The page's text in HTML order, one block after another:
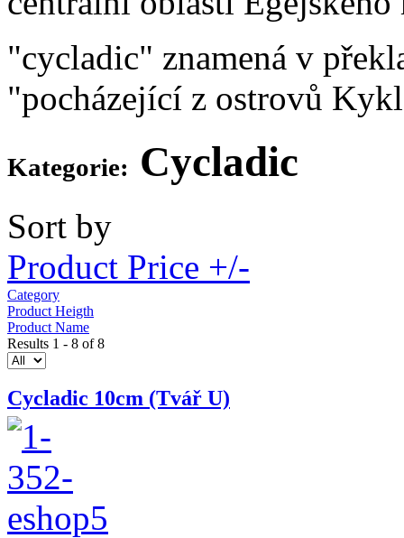
"cycladic" znamená v
"pocházející z ostrovů
Kategorie: Cycladic
Sort by
Product Price +/-
Category
Product Heigth
Product Name
Results 1 - 8 of 8
Cycladic 10cm (Tvář U)